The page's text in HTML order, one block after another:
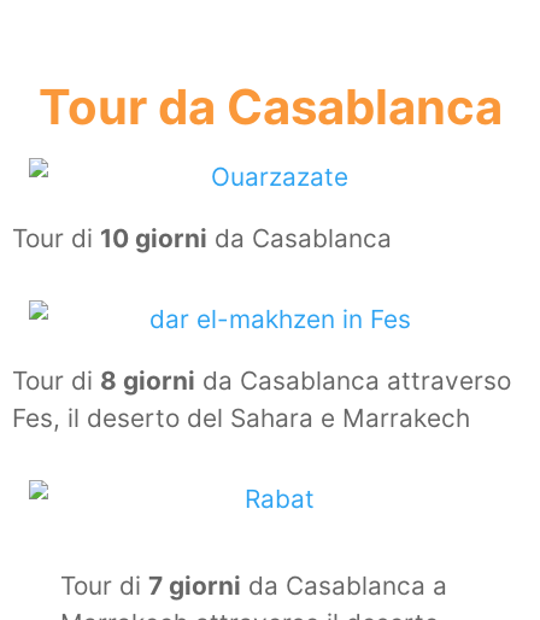
Tour da Casablanca
Tour di 10 giorni da Casablanca
Tour di 8 giorni da Casablanca attraverso
Fes, il deserto del Sahara e Marrakech
Tour di 7 giorni da Casablanca a